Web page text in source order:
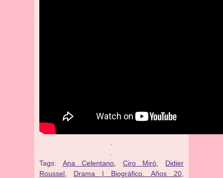
Tags: Ana Celentano Ciro Miró
Didier
Roussel
Drama | Biográfico. Años 20